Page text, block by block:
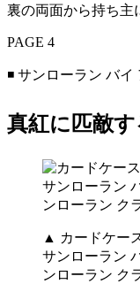
裏の両面から持ち主
PAGE 4
◾️ サンローラン バ
真紅に匹敵
▲ カードケー
サンローラン
ンローラン ク